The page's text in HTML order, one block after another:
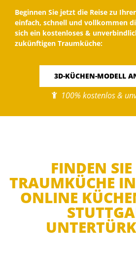
Beginnen Sie jetzt die Reise zu
einfach, schnell und vollkommen
sich ein kostenloses &
zukünftigen Traumküche:
3D-KÜCHEN-MODELL
100% kostenlos &
FINDEN
TRAUMKÜCHE
ONLINE